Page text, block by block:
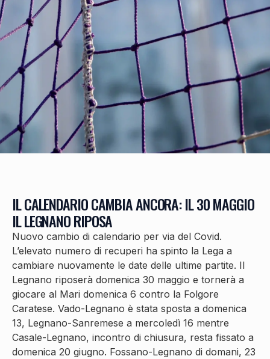
IL CALENDARIO CAMBIA ANCORA: IL 30 MAGGIO
IL LEGNANO RIPOSA
Nuovo cambio di calendario per via del Covid.
L’elevato numero di recuperi ha spinto la Lega a
cambiare nuovamente le date delle ultime partite. Il
Legnano riposerà domenica 30 maggio e tornerà a
giocare al Mari domenica 6 contro la Folgore
Caratese. Vado-Legnano è stata sposta a domenica
13, Legnano-Sanremese a mercoledì 16 mentre
Casale-Legnano, incontro di chiusura, resta fissato a
domenica 20 giugno. Fossano-Legnano di domani, 23